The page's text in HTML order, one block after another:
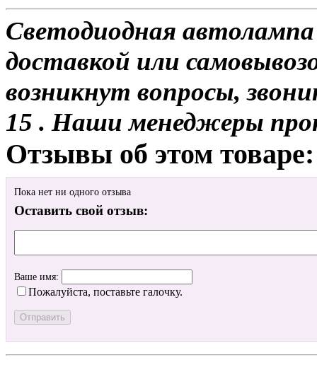
Светодиодная
доставкой или
возникнут вопросы,
15 . Наши менеджеры
Отзывы об этом товаре:
Пока нет ни одного отзыва
Оставить свой отзыв:
Ваше имя:
Пожалуйста, поставьте галочку.